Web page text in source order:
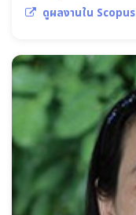
ดูผลงานใน Scopus